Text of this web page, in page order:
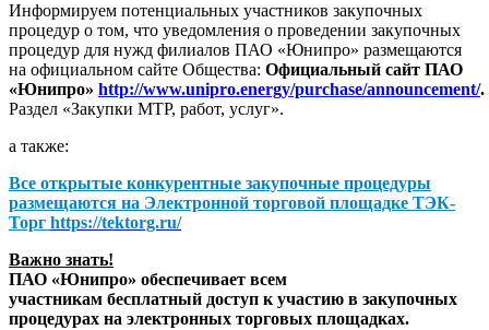
Информируем потенциальных участников закупочных
процедур о том, что уведомления о проведении закупочных
процедур для нужд филиалов ПАО «Юнипро» размещаются
на официальном сайте Общества: Официальный сайт ПАО
«Юнипро» http://www.unipro.energy/purchase/announcement/.
Раздел «Закупки МТР, работ, услуг».
а также:
Все открытые конкурентные закупочные процедуры
размещаются на Электронной торговой площадке ТЭК-
Торг https://tektorg.ru/
Важно знать!
ПАО «Юнипро» обеспечивает всем
участникам бесплатный доступ к участию в закупочных
процедурах на электронных торговых площадках.